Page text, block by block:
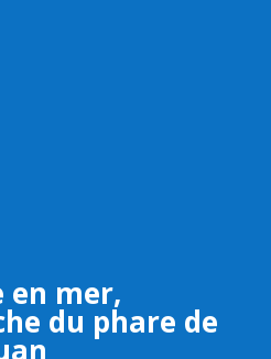
en mer,
du phare de